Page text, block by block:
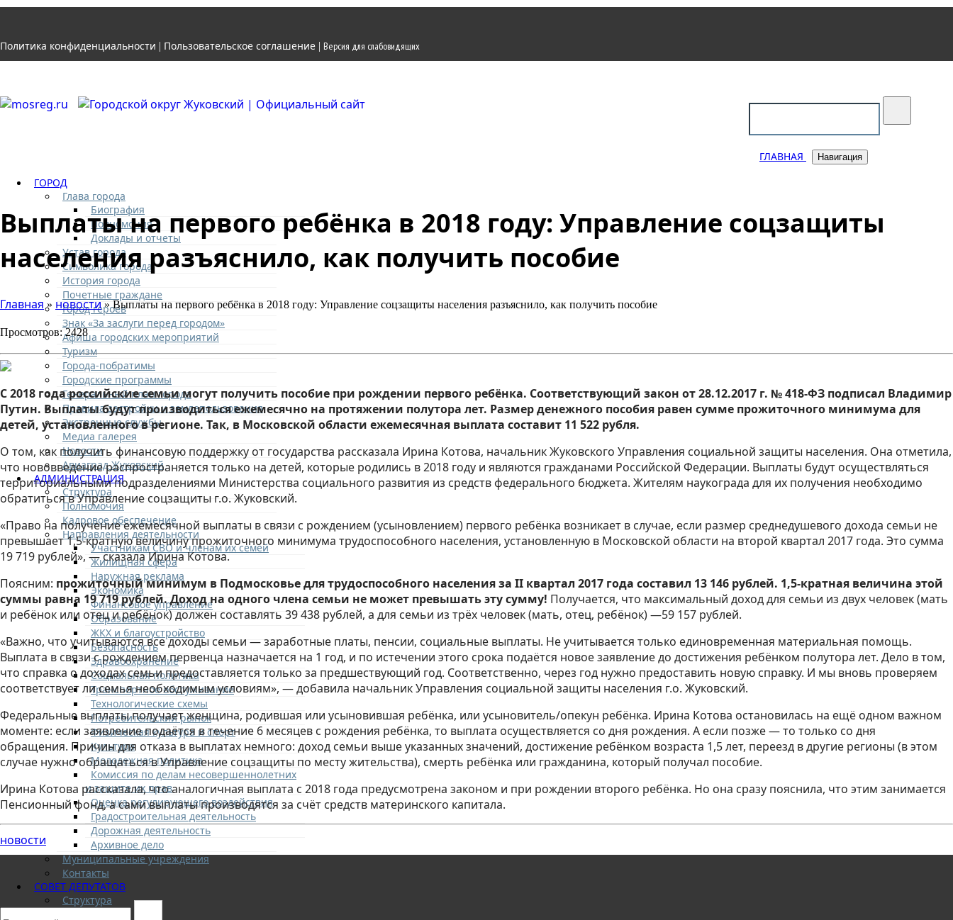
Политика конфиденциальности | Пользовательское соглашение | Версия для слабовидящих
ГЛАВНАЯ Навигация
ГОРОД
Глава города
Биография
Полномочия
Доклады и отчеты
Устав города
Символика города
История города
Почетные граждане
Город героев
Знак «За заслуги перед городом»
Афиша городских мероприятий
Туризм
Города-побратимы
Городские программы
Генеральный план города
Правила застройки и землепользования
Экстренные службы
Медиа галерея
Новости
Авиаград Жуковский
АДМИНИСТРАЦИЯ
Структура
Полномочия
Кадровое обеспечение
Направления деятельности
Участникам СВО и членам их семей
Жилищная сфера
Наружная реклама
Экономика
Финансовое управление
Образование
ЖКХ и благоустройство
Безопасность
Здравоохранение
Социальная политика
Транспортное обслуживание
Технологические схемы
Потребительский рынок
Физическая культура и спорт
Культура
Молодежная политика
Комиссия по делам несовершеннолетних
и защите их прав
Оценка регулирующего воздействия
Градостроительная деятельность
Дорожная деятельность
Архивное дело
Муниципальные учреждения
Контакты
СОВЕТ ДЕПУТАТОВ
Структура
Выплаты на первого ребёнка в 2018 году: Управление соцзащиты
населения разъяснило, как получить пособие
Главная » новости» Выплаты на первого ребёнка в 2018 году: Управление соцзащиты населения разъяснило, как получить пособие
Просмотров: 2428
С 2018 года российские семьи могут получить пособие при рождении первого ребёнка. Соответствующий закон от 28.12.2017 г. № 418-ФЗ подписал Владимир
Путин. Выплаты будут производиться ежемесячно на протяжении полутора лет. Размер денежного пособия равен сумме прожиточного минимума для
детей, установленного в регионе. Так, в Московской области ежемесячная выплата составит 11 522 рубля.
О том, как получить финансовую поддержку от государства рассказала Ирина Котова, начальник Жуковского Управления социальной защиты населения. Она отметила,
что нововведение распространяется только на детей, которые родились в 2018 году и являются гражданами Российской Федерации. Выплаты будут осуществляться
территориальными подразделениями Министерства социального развития из средств федерального бюджета. Жителям наукограда для их получения необходимо
обратиться в Управление соцзащиты г.о. Жуковский.
«Право на получение ежемесячной выплаты в связи с рождением (усыновлением) первого ребёнка возникает в случае, если размер среднедушевого дохода семьи не
превышает 1,5-кратную величину прожиточного минимума трудоспособного населения, установленную в Московской области на второй квартал 2017 года. Это сумма
19 719 рублей», — сказала Ирина Котова.
Поясним: прожиточный минимум в Подмосковье для трудоспособного населения за II квартал 2017 года составил 13 146 рублей. 1,5-кратная величина этой
суммы равна 19 719 рублей. Доход на одного члена семьи не может превышать эту сумму! Получается, что максимальный доход для семьи из двух человек (мать
и ребёнок или отец и ребёнок) должен составлять 39 438 рублей, а для семьи из трёх человек (мать, отец, ребёнок) —59 157 рублей.
«Важно, что учитываются все доходы семьи — заработные платы, пенсии, социальные выплаты. Не учитывается только единовременная материальная помощь.
Выплата в связи с рождением первенца назначается на 1 год, и по истечении этого срока подаётся новое заявление до достижения ребёнком полутора лет. Дело в том,
что справка о доходах семьи предоставляется только за предшествующий год. Соответственно, через год нужно предоставить новую справку. И мы вновь проверяем
соответствует ли семья необходимым условиям», — добавила начальник Управления социальной защиты населения г.о. Жуковский.
Федеральные выплаты получает женщина, родившая или усыновившая ребёнка, или усыновитель/опекун ребёнка. Ирина Котова остановилась на ещё одном важном
моменте: если заявление подаётся в течение 6 месяцев с рождения ребёнка, то выплата осуществляется со дня рождения. А если позже — то только со дня
обращения. Причин для отказа в выплатах немного: доход семьи выше указанных значений, достижение ребёнком возраста 1,5 лет, переезд в другие регионы (в этом
случае нужно обращаться в Управление соцзащиты по месту жительства), смерть ребёнка или гражданина, который получал пособие.
Ирина Котова рассказала, что аналогичная выплата с 2018 года предусмотрена законом и при рождении второго ребёнка. Но она сразу пояснила, что этим занимается
Пенсионный фонд, а сами выплаты производятся за счёт средств материнского капитала.
новости